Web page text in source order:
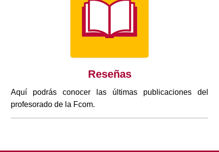
Reseñas
Aquí podrás conocer las últimas publicaciones del
profesorado de la Fcom.